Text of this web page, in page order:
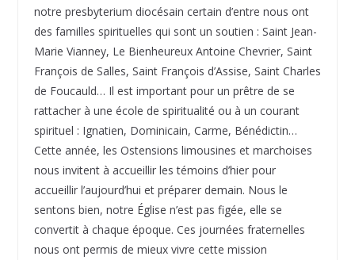
notre presbyterium diocésain certain d’entre nous ont
des familles spirituelles qui sont un soutien : Saint Jean-
Marie Vianney, Le Bienheureux Antoine Chevrier, Saint
François de Salles, Saint François d’Assise, Saint Charles
de Foucauld… Il est important pour un prêtre de se
rattacher à une école de spiritualité ou à un courant
spirituel : Ignatien, Dominicain, Carme, Bénédictin…
Cette année, les Ostensions limousines et marchoises
nous invitent à accueillir les témoins d’hier pour
accueillir l’aujourd’hui et préparer demain. Nous le
sentons bien, notre Église n’est pas figée, elle se
convertit à chaque époque. Ces journées fraternelles
nous ont permis de mieux vivre cette mission